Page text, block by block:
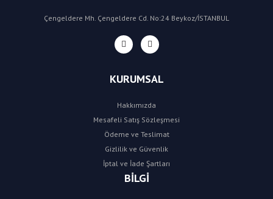
Çengeldere Mh. Çengeldere Cd. No:24 Beykoz/İSTANBUL
KURUMSAL
Hakkımızda
Mesafeli Satış Sözleşmesi
Ödeme ve Teslimat
Gizlilik ve Güvenlik
İptal ve İade Şartları
BİLGİ